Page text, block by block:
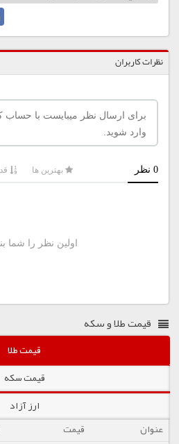
نظرات کاربران
قیمت طلا و سکه
قیمت طلا
قیمت سکه
ارز آزاد
عنوان
قیمت